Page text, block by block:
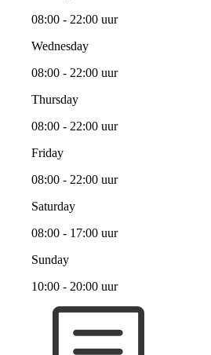
08:00 - 22:00 uur
Wednesday
08:00 - 22:00 uur
Thursday
08:00 - 22:00 uur
Friday
08:00 - 22:00 uur
Saturday
08:00 - 17:00 uur
Sunday
10:00 - 20:00 uur